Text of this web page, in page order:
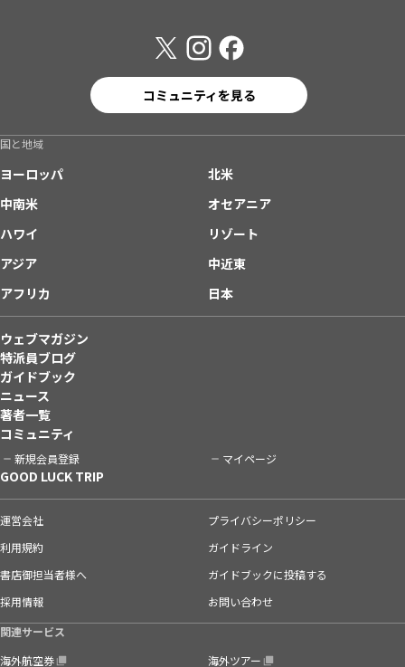
コミュニティを見る
国と地域
ヨーロッパ
北米
中南米
オセアニア
ハワイ
リゾート
アジア
中近東
アフリカ
日本
ウェブマガジン
特派員ブログ
ガイドブック
ニュース
著者一覧
コミュニティ
新規会員登録 マイページ
GOOD LUCK TRIP
運営会社
プライバシーポリシー
利用規約
ガイドライン
書店御担当者様へ
ガイドブックに投稿する
採用情報
お問い合わせ
関連サービス
海外航空券
海外ツアー